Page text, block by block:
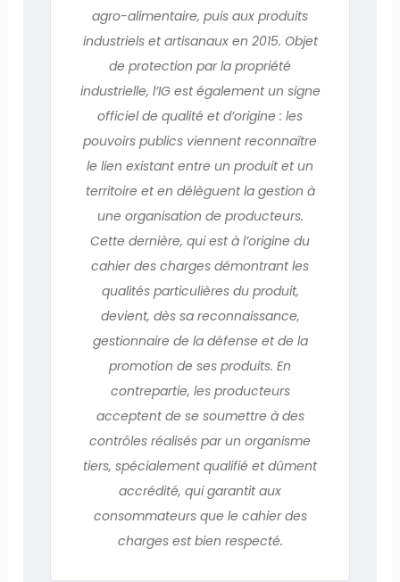
agro-alimentaire, puis aux produits
industriels et artisanaux en 2015. Objet
de protection par la propriété
industrielle, l’IG est également un signe
officiel de qualité et d’origine : les
pouvoirs publics viennent reconnaître
le lien existant entre un produit et un
territoire et en délèguent la gestion à
une organisation de producteurs.
Cette dernière, qui est à l’origine du
cahier des charges démontrant les
qualités particulières du produit,
devient, dès sa reconnaissance,
gestionnaire de la défense et de la
promotion de ses produits. En
contrepartie, les producteurs
acceptent de se soumettre à des
contrôles réalisés par un organisme
tiers, spécialement qualifié et dûment
accrédité, qui garantit aux
consommateurs que le cahier des
charges est bien respecté.